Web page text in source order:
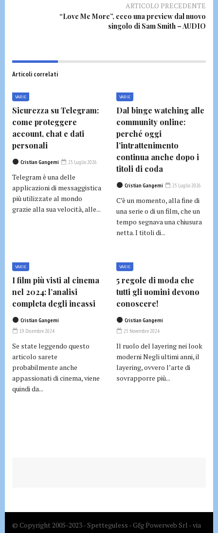
ARTICOLO PRECEDENTE
“Love Me More”, ecco una preview dal nuovo
singolo di Sam Smith – AUDIO
Articoli correlati
VARIE
Sicurezza su Telegram:
come proteggere
account, chat e dati
personali
Cristian Gangemi 25 Luglio 2026
Telegram è una delle
applicazioni di messaggistica
più utilizzate al mondo
grazie alla sua velocità, alle...
VARIE
Dal binge watching alle
community online:
perché oggi
l’intrattenimento
continua anche dopo i
titoli di coda
Cristian Gangemi 25 Luglio 2026
C’è un momento, alla fine di
una serie o di un film, che un
tempo segnava una chiusura
netta. I titoli di...
VARIE
I film più visti al cinema
nel 2024: l’analisi
completa degli incassi
Cristian Gangemi
19 Dicembre 2024
Se state leggendo questo
articolo sarete
probabilmente anche
appassionati di cinema, viene
quindi da...
VARIE
5 regole di moda che
tutti gli uomini devono
conoscere!
Cristian Gangemi
25 Novembre 2024
Il ruolo del layering nei look
moderni Negli ultimi anni, il
layering, ovvero l’arte di
sovrapporre più...
© Copyright 2005-2023 - Spetteguless - Gfg Powerweb Srl - via